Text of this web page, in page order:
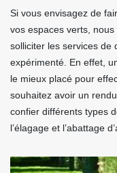
Si vous envisagez de
vos espaces verts,
solliciter les services de
expérimenté. En effet,
le mieux placé pour
souhaitez avoir un
confier différents types
l’élagage et l’abattage